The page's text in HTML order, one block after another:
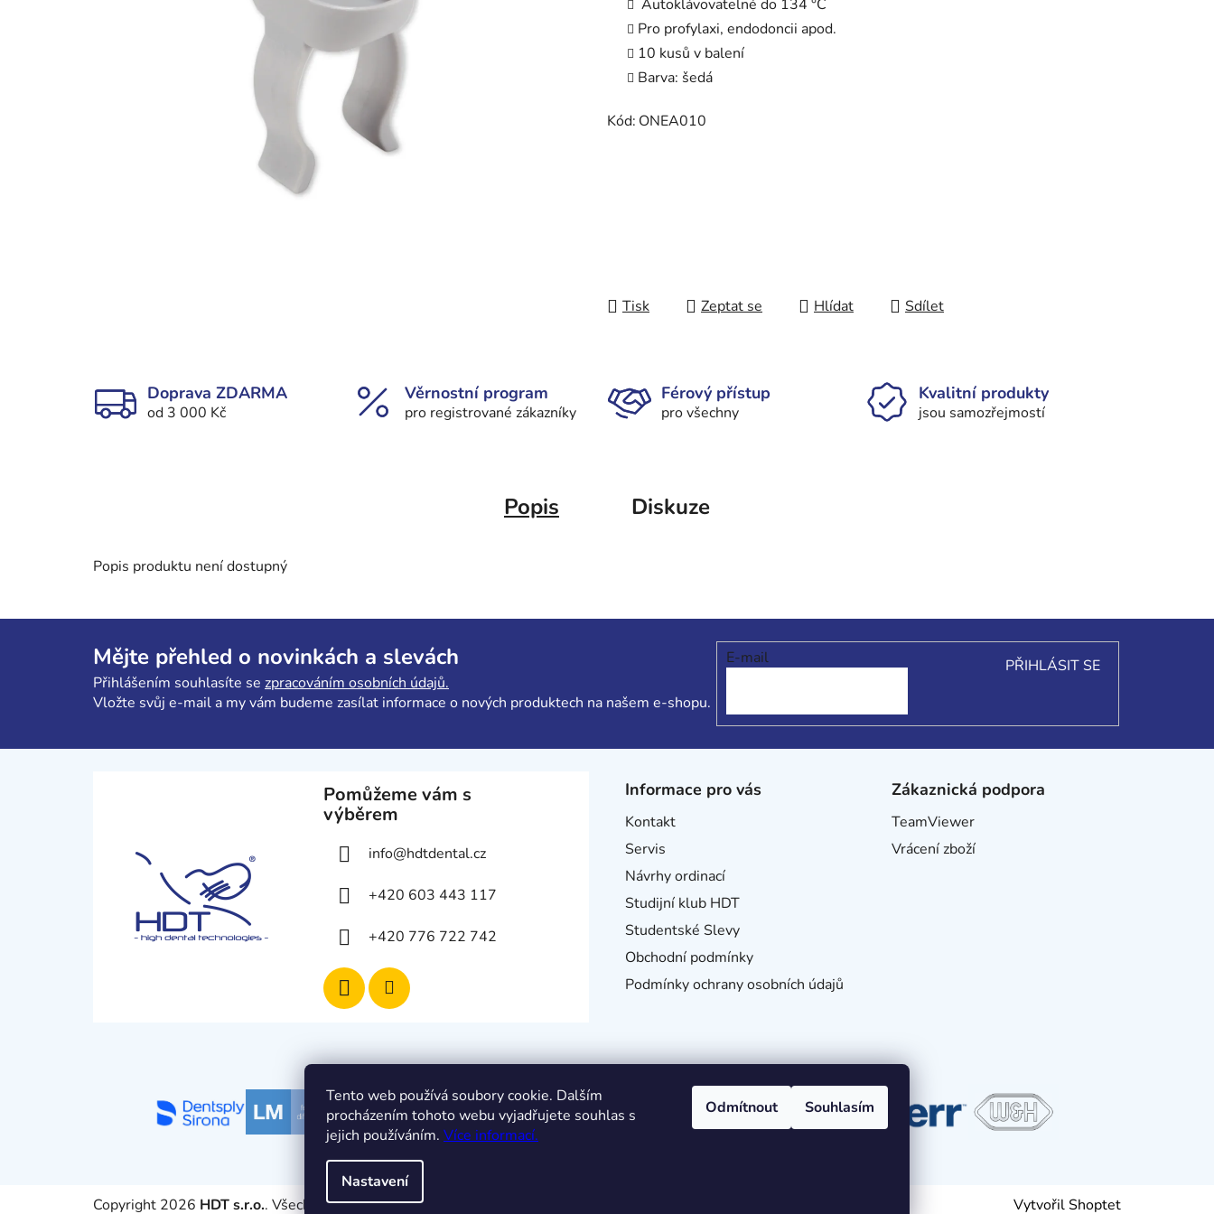
Tento web používá soubory cookie. Dalším
procházením tohoto webu vyjadřujete souhlas s
jejich používáním. Více informací.
Nastavení
Odmítnout Souhlasím
Autoklávovatelné do 134 °C
Pro profylaxi, endodoncii apod.
10 kusů v balení
Barva: šedá
Kód: ONEA010
Tisk Zeptat se Hlídat Sdílet
Doprava ZDARMA
od 3 000 Kč
Věrnostní program
pro registrované zákazníky
Férový přístup
pro všechny
Kvalitní produkty
jsou samozřejmostí
Popis Diskuze
Popis produktu není dostupný
í
Mějte přehled o novinkách a slevách
Přihlášením souhlasíte se zpracováním osobních údajů.
Vložte svůj e-mail a my vám budeme zasílat informace o nových produktech na našem e-shopu.
E-mail PŘIHLÁSIT SE
Pomůžeme vám s
výběrem
info@hdtdental.cz
+420 603 443 117
+420 776 722 742
Informace pro vás
Kontakt
Servis
Návrhy ordinací
Studijní klub HDT
Studentské Slevy
Obchodní podmínky
Podmínky ochrany osobních údajů
Zákaznická podpora
TeamViewer
Vrácení zboží
Vytvořil Shoptet
Copyright 2026 HDT s.r.o.. Všechna práva vyhrazena.